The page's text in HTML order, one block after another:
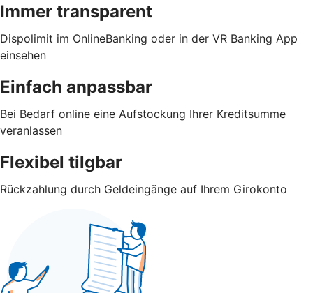
Immer transparent
Dispolimit im OnlineBanking oder in der VR Banking App
einsehen
Einfach anpassbar
Bei Bedarf online eine Aufstockung Ihrer Kreditsumme
veranlassen
Flexibel tilgbar
Rückzahlung durch Geldeingänge auf Ihrem Girokonto